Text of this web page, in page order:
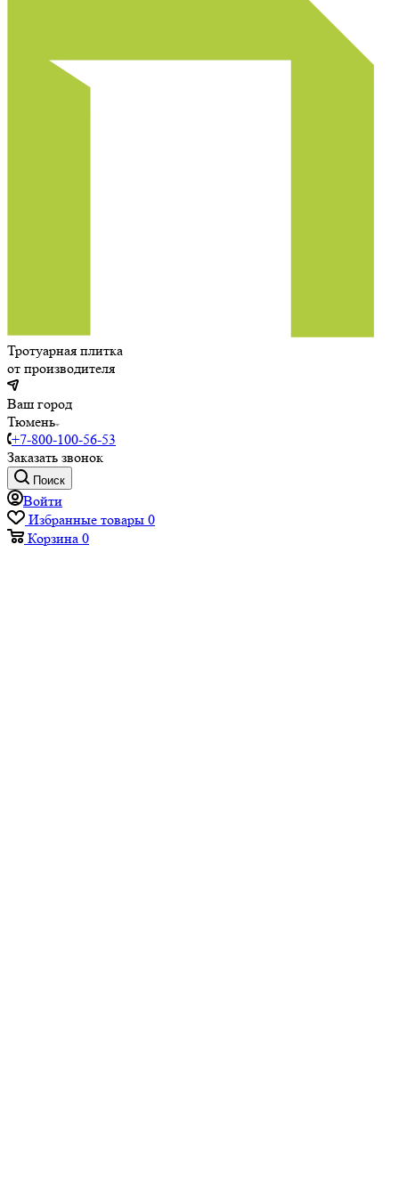
Тротуарная плитка
от производителя
Ваш город
Тюмень
+7-800-100-56-53
Заказать звонок
Поиск
Войти
Избранные товары 0
Корзина 0